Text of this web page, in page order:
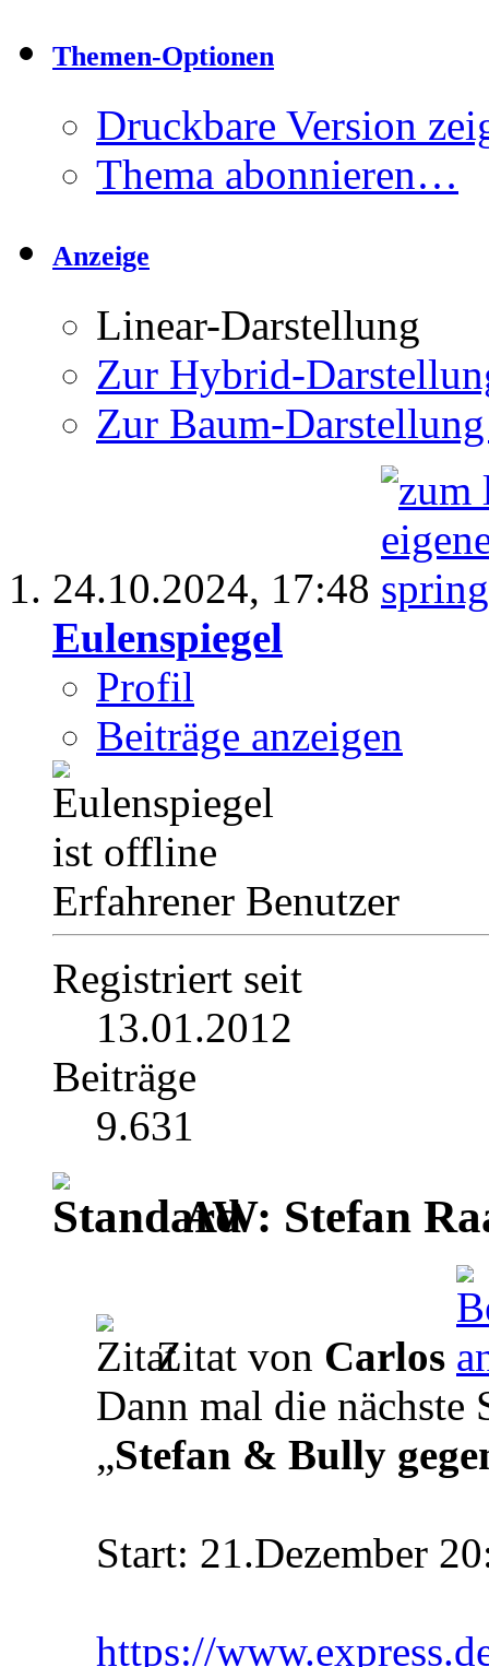
Themen-Optionen
Druckbare Version
Thema abonnieren…
Anzeige
Linear-Darstellung
Zur Hybrid-
Zur Baum-
24.10.2024, 17:48
Eulenspiegel
Profil
Beiträge anzeigen
Erfahrener Benutzer
Registriert seit
13.01.2012
Beiträge
9.631
AW: Stefan
Zitat von Carlos
Dann mal die
„Stefan & Bully
Start: 21.Dezember
https://